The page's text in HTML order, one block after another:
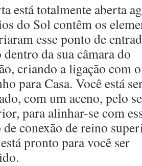
está totalmente aberta
do Sol contêm os
esse ponto de
da sua câmara do
criando a ligação com o
para Casa. Você está
com um aceno, pelo
para alinhar-se com
conexão de reino
pronto para você ser